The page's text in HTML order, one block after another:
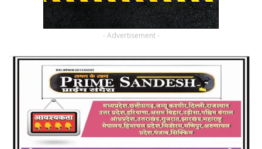
- Advertisement -